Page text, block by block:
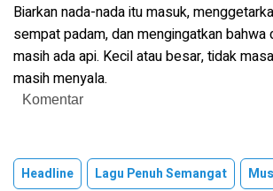
Biarkan nada-nada itu masuk,
sempat padam, dan mengingatkan bahwa
masih ada api. Kecil atau besar, tidak
masih menyala.
Komentar
Headline Lagu Penuh Semangat